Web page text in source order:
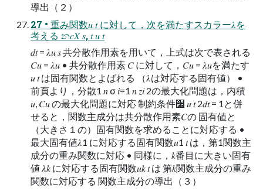
導出（２）
27 • 重み関数𝑢 𝑡 に対して，次を満たすスカラー𝜆を
考える න𝑐𝑋 𝑠, 𝑡 𝑢 𝑡
𝑑𝑡 = 𝜆𝑢 𝑠 共分散作用素を用いて，上式は次で表される
𝐶𝑢 = 𝜆𝑢 • 共分散作用素 𝐶 に対して，𝐶𝑢 = 𝜆𝑢を満たす
𝑢 𝑡 は固有関数とよばれる （𝜆は対応する固有値） •
前頁より，分散1 𝑛 σ 𝑖=1 𝑛 𝑧𝑖 2の最大化問題は，内積
𝑢, 𝐶𝑢 の最大化問題に対応 制約条件׬ 𝑢 𝑡 2𝑑𝑡 = 1と併
せると，関数主成分は共分散作用素𝐶の 固有値と
（大きさ１の）固有関数を求めることに対応する •
最大固有値𝜆1 に対応する固有関数𝑢1 𝑡 は，第1関数主
成分の重み関数に対応 • 同様に，𝑘番目に大きい固有
値 𝜆𝑘 に対応する固有関数𝑢𝑘 𝑡 は 第𝑘関数主成分の重み
関数に対応する 関数主成分の導出（３）